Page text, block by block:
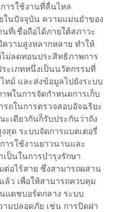
ารใช้งานที่ลื่นไหล
นปัจจุบัน ความแม่นยำของ
ที่เชื่อถือได้ภายใต้สภาวะ
วามสูงหลากหลาย ทำให้
ม่ลดทอนประสิทธิภาพการ
ะเภทหนึ่งเป็นนวัตกรรมที่
ทม์ และส่งข้อมูลไปยังระบบ
พในการจัดกำหนดการเก็บ
ถในการตรวจสอบอัจฉริยะ
เดียวกันก็รับประกันว่าถัง
สุด ระบบจัดการแบตเตอรี่
ารใช้งานยาวนานและ
ป็นในการบำรุงรักษา
ต่อไร้สาย ซึ่งสามารถผสาน
ล้ว เพื่อให้สามารถควบคุม
แดชบอร์ดกลาง ระบบ
มปลอดภัย เช่น การปิดฝา